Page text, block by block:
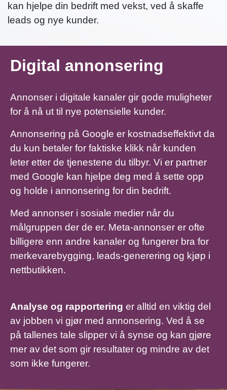
kan hjelpe din bedrift med vekst, ved å skaffe
leads og nye kunder.
Digital annonsering
Annonser i digitale kanaler gir gode muligheter
for å nå ut til nye potensielle kunder.
Annonsering på Google er kostnadseffektivt da
du kun betaler for faktiske klikk når kunden
leter etter de tjenestene du tilbyr. Vi er partner
med Google kan hjelpe deg med å sette opp
og holde i annonsering for din bedrift.
Med annonser i sosiale medier når du
målgruppen der de er. Meta-annonser er ofte
billigere enn andre kanaler og fungerer bra for
merkevarebygging, leads-generering og kjøp i
nettbutikken.
Analyse og rapportering er alltid en viktig del
av jobben vi gjør med annonsering. Ved å se
på tallenes tale slipper vi å synse og kan gjøre
mer av det som gir resultater og mindre av det
som ikke fungerer.